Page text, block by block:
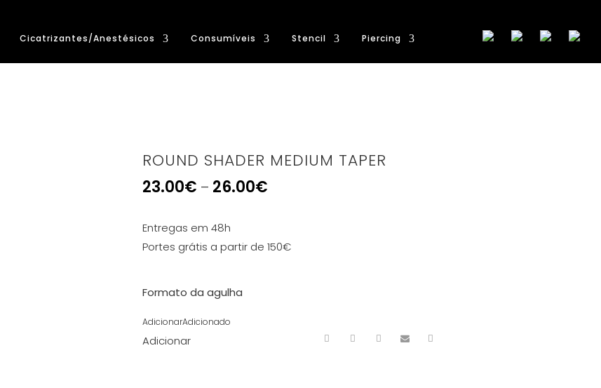
Cicatrizantes/Anestésicos Consumíveis Stencil Piercing
ROUND SHADER MEDIUM TAPER
23.00€ – 26.00€
Entregas em 48h
Portes grátis a partir de 150€
Formato da agulha
AdicionarAdicionado
Adicionar